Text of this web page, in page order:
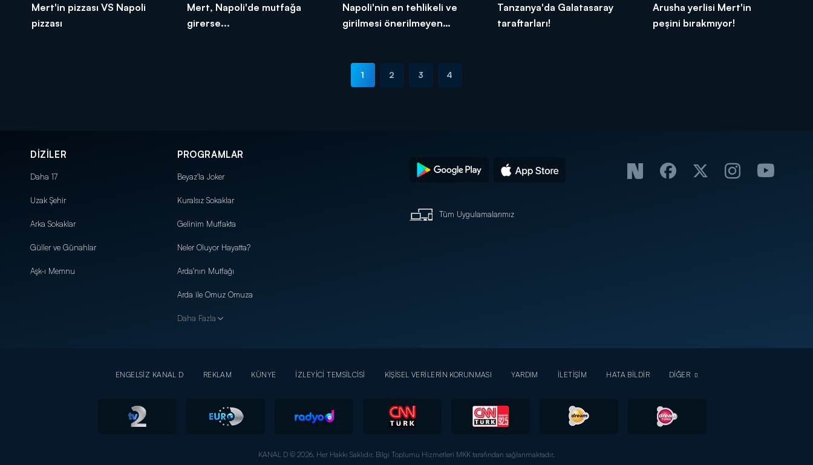
Mert'in pizzası VS Napoli
pizzası
Mert, Napoli'de mutfağa
girerse...
Napoli'nin en tehlikeli ve
girilmesi önerilmeyen
Tanzanya'da Galatasaray
taraftarları!
Arusha yerlisi Mert'in
peşini bırakmıyor!
1 2 3 4
DİZİLER
Daha 17
Uzak Şehir
Arka Sokaklar
Güller ve Günahlar
Aşk-ı Memnu
PROGRAMLAR
Beyaz'la Joker
Kuralsız Sokaklar
Gelinim Mutfakta
Neler Oluyor Hayatta?
Arda'nın Mutfağı
Arda ile Omuz Omuza
Daha Fazla
Tüm Uygulamalarımız
ENGELSİZ KANAL D REKLAM KÜNYE İZLEYİCİ TEMSİLCİSİ KİŞİSEL VERİLERİN KORUNMASI YARDIM İLETİŞİM HATA BİLDİR DİĞER
KANAL D © 2026. Her Hakkı Saklıdır. Bilgi Toplumu Hizmetleri MKK tarafından sağlanmaktadır.